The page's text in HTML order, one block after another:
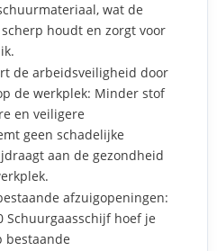
wat de
houdt en zorgt voor
de arbeidsveiligheid door
de werkplek: Minder stof
en veiligere
geen schadelijke
aan de gezondheid
afzuigopeningen:
Schuurgaasschijf hoef je
bestaande